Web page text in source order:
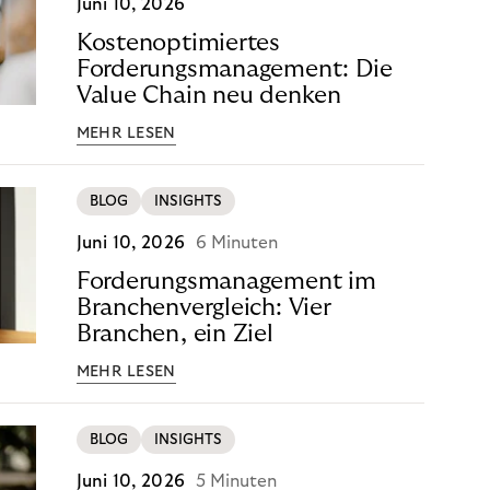
Juni 10, 2026
Kostenoptimiertes
Forderungsmanagement: Die
Value Chain neu denken
MEHR LESEN
BLOG INSIGHTS
Juni 10, 2026 6 Minuten
Forderungsmanagement im
Branchenvergleich: Vier
Branchen, ein Ziel
MEHR LESEN
BLOG INSIGHTS
Juni 10, 2026 5 Minuten